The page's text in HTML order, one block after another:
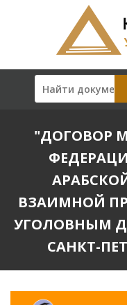
"ДОГОВОР
ВЗАИМНОЙ
УГОЛОВНЫМ
САНКТ-